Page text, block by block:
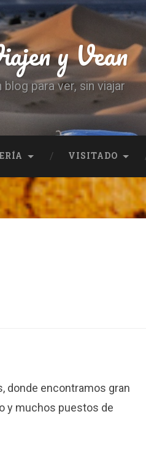
y Vean
blog para ver, sin viajar
VISITADO
donde encontramos gran
y muchos puestos de